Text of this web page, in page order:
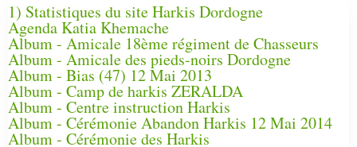
1) Statistiques du site Harkis Dordogne
Agenda Katia Khemache
Album - Amicale 18ème régiment de Chasseurs
Album - Amicale des pieds-noirs Dordogne
Album - Bias (47) 12 Mai 2013
Album - Camp de harkis ZERALDA
Album - Centre instruction Harkis
Album - Cérémonie Abandon Harkis 12 Mai 2014
Album - Cérémonie des Harkis